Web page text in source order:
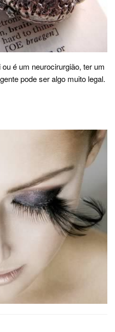
é um neurocirurgião, ter um
pode ser algo muito legal.